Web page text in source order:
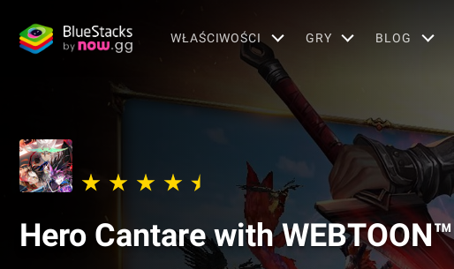
WŁAŚCIWOŚCI GRY BLOG
Hero Cantare with WEBTOON™